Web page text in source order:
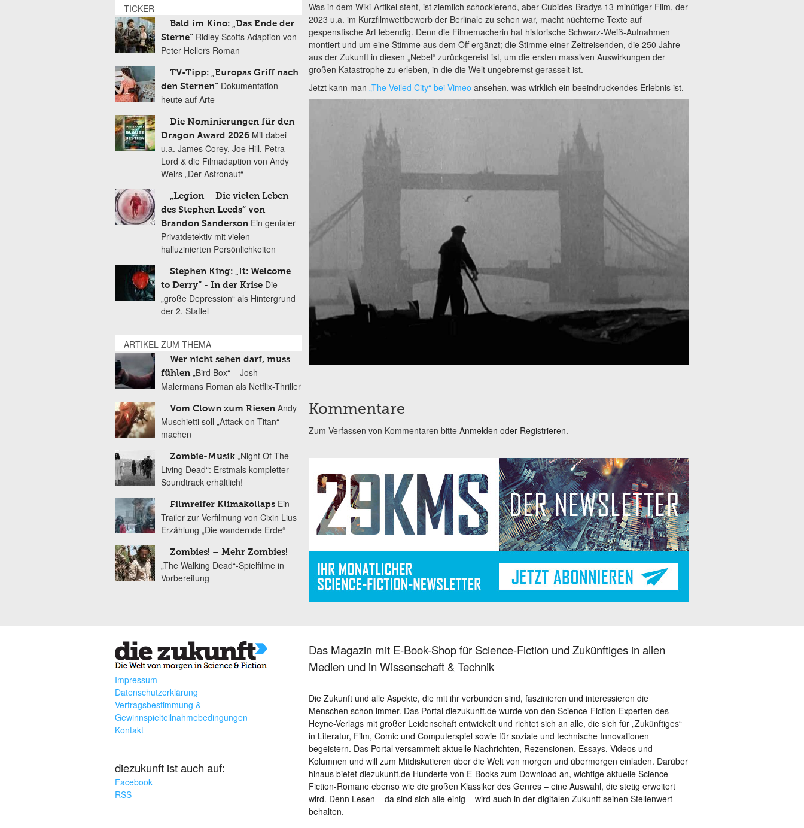
Was in dem Wiki-Artikel steht, ist ziemlich schockierend, aber Cubides-Bradys 13-minütiger Film, der
2023 u.a. im Kurzfilmwettbewerb der Berlinale zu sehen war, macht nüchterne Texte auf
gespenstische Art lebendig. Denn die Filmemacherin hat historische Schwarz-Weiß-Aufnahmen
montiert und um eine Stimme aus dem Off ergänzt; die Stimme einer Zeitreisenden, die 250 Jahre
aus der Zukunft in diesen „Nebel“ zurückgereist ist, um die ersten massiven Auswirkungen der
großen Katastrophe zu erleben, in die die Welt ungebremst gerasselt ist.
Jetzt kann man „The Veiled City“ bei Vimeo ansehen, was wirklich ein beeindruckendes Erlebnis ist.
Kommentare
Zum Verfassen von Kommentaren bitte Anmelden oder Registrieren.
TICKER
Bald im Kino: „Das Ende der
Sterne“ Ridley Scotts Adaption von
Peter Hellers Roman
TV-Tipp: „Europas Griff nach
den Sternen“ Dokumentation
heute auf Arte
Die Nominierungen für den
Dragon Award 2026 Mit dabei
u.a. James Corey, Joe Hill, Petra
Lord & die Filmadaption von Andy
Weirs „Der Astronaut“
„Legion – Die vielen Leben
des Stephen Leeds“ von
Brandon Sanderson Ein genialer
Privatdetektiv mit vielen
halluzinierten Persönlichkeiten
Stephen King: „It: Welcome
to Derry“ - In der Krise Die
„große Depression“ als Hintergrund
der 2. Staffel
ARTIKEL ZUM THEMA
Wer nicht sehen darf, muss
fühlen „Bird Box“ – Josh
Malermans Roman als Netflix-Thriller
Vom Clown zum Riesen Andy
Muschietti soll „Attack on Titan“
machen
Zombie-Musik „Night Of The
Living Dead“: Erstmals kompletter
Soundtrack erhältlich!
Filmreifer Klimakollaps Ein
Trailer zur Verfilmung von Cixin Lius
Erzählung „Die wandernde Erde“
Zombies! – Mehr Zombies!
„The Walking Dead“-Spielfilme in
Vorbereitung
Impressum
Datenschutzerklärung
Vertragsbestimmung &
Gewinnspielteilnahmebedingungen
Kontakt
diezukunft ist auch auf:
Facebook
RSS
Das Magazin mit E-Book-Shop für Science-Fiction und Zukünftiges in allen
Medien und in Wissenschaft & Technik
Die Zukunft und alle Aspekte, die mit ihr verbunden sind, faszinieren und interessieren die
Menschen schon immer. Das Portal diezukunft.de wurde von den Science-Fiction-Experten des
Heyne-Verlags mit großer Leidenschaft entwickelt und richtet sich an alle, die sich für „Zukünftiges“
in Literatur, Film, Comic und Computerspiel sowie für soziale und technische Innovationen
begeistern. Das Portal versammelt aktuelle Nachrichten, Rezensionen, Essays, Videos und
Kolumnen und will zum Mitdiskutieren über die Welt von morgen und übermorgen einladen. Darüber
hinaus bietet diezukunft.de Hunderte von E-Books zum Download an, wichtige aktuelle Science-
Fiction-Romane ebenso wie die großen Klassiker des Genres – eine Auswahl, die stetig erweitert
wird. Denn Lesen – da sind sich alle einig – wird auch in der digitalen Zukunft seinen Stellenwert
behalten.